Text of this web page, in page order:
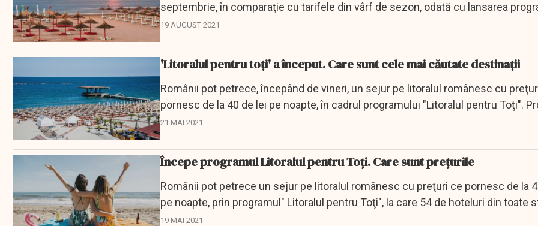
septembrie, în comparaţie cu tarifele din vârf de sezon, odată cu lansarea
"Litoralul pentru...
19 AUGUST 2021
'Litoralul pentru toți' a început. Care sunt cele mai căutate destinații
Românii pot petrece, începând de vineri, un sejur pe litoralul românesc cu
pornesc de la 40 de lei pe noapte, în cadrul programului "Litoralul pentru Toţi".
se va încheia...
21 MAI 2021
Începe programul Litoralul pentru Toți. Care sunt prețurile
Românii pot petrece un sejur pe litoralul românesc cu preţuri ce pornesc de la
pe noapte, prin programul" Litoralul pentru Toţi", la care 54 de hoteluri din toate
participă...
19 MAI 2021